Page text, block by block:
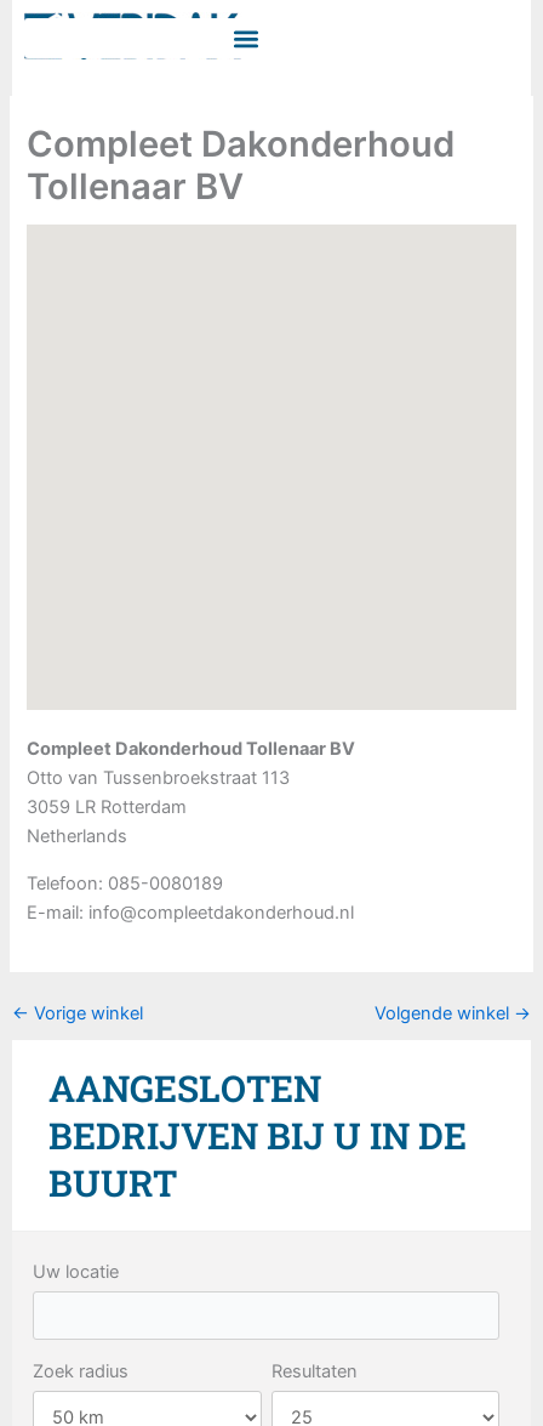
Compleet Dakonderhoud
Tollenaar BV
Compleet Dakonderhoud Tollenaar BV
Otto van Tussenbroekstraat 113
3059 LR Rotterdam
Netherlands
Telefoon: 085-0080189
E-mail: info@compleetdakonderhoud.nl
← Vorige winkel Volgende winkel →
AANGESLOTEN
BEDRIJVEN BIJ U IN DE
BUURT
Uw locatie
Zoek radius Resultaten